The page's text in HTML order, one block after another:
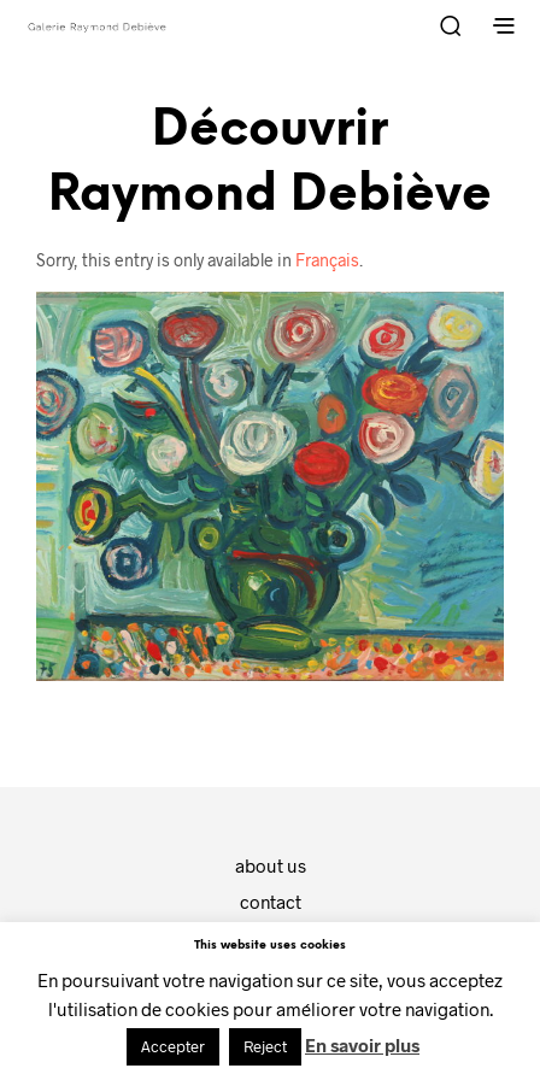
Découvrir
Raymond Debiève
Sorry, this entry is only available in Français
about us
contact
This website uses cookies
En poursuivant votre navigation sur ce site, vous acceptez
l'utilisation de cookies pour améliorer votre navigation.
Accepter Reject En savoir plus